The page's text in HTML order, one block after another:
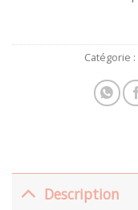
Catégorie :
Description